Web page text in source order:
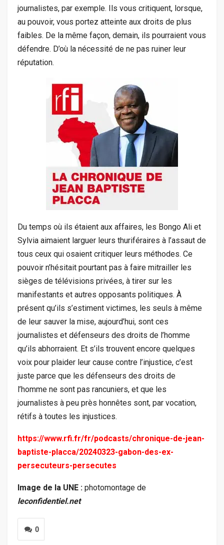
journalistes, par exemple. Ils vous critiquent, lorsque,
au pouvoir, vous portez atteinte aux droits de plus
faibles. De la même façon, demain, ils pourraient vous
défendre. D’où la nécessité de ne pas ruiner leur
réputation.
Du temps où ils étaient aux affaires, les Bongo Ali et
Sylvia aimaient larguer leurs thuriféraires à l’assaut de
tous ceux qui osaient critiquer leurs méthodes. Ce
pouvoir n’hésitait pourtant pas à faire mitrailler les
sièges de télévisions privées, à tirer sur les
manifestants et autres opposants politiques. À
présent qu’ils s’estiment victimes, les seuls à même
de leur sauver la mise, aujourd’hui, sont ces
journalistes et défenseurs des droits de l’homme
qu’ils abhorraient. Et s’ils trouvent encore quelques
voix pour plaider leur cause contre l’injustice, c’est
juste parce que les défenseurs des droits de
l’homme ne sont pas rancuniers, et que les
journalistes à peu près honnêtes sont, par vocation,
rétifs à toutes les injustices.
https://www.rfi.fr/fr/podcasts/chronique-de-jean-
baptiste-placca/20240323-gabon-des-ex-
persecuteurs-persecutes
Image de la UNE : photomontage de
leconfidentiel.net
0